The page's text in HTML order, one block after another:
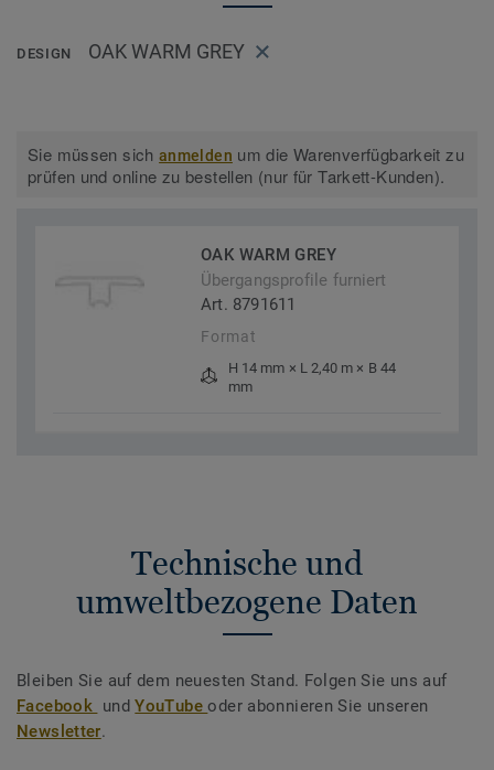
DESIGN OAK WARM GREY
Sie müssen sichanmelden um die Warenverfügbarkeit zu
prüfen und online zu bestellen (nur für Tarkett-Kunden).
OAK WARM GREY
Übergangsprofile furniert
Art. 8791611
Format
H 14 mm × L 2,40 m × B 44
mm
Technische und
umweltbezogene Daten
Bleiben Sie auf dem neuesten Stand. Folgen Sie uns auf
Facebook undYouTubeoder abonnieren Sie unseren
Newsletter.